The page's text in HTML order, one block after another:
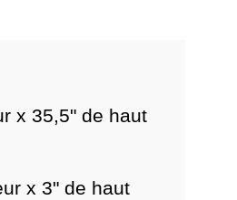
x 35,5" de haut
x 3" de haut